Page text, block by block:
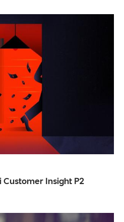
Customer Insight P2